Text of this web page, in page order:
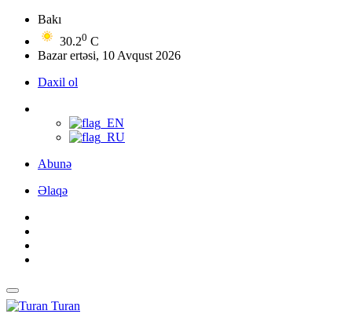
Bakı
30.20 C
Bazar ertəsi, 10 Avqust 2026
Daxil ol
Abunə
Əlaqə
Turan